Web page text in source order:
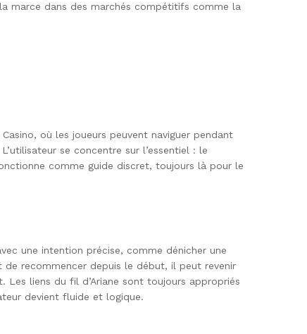
marce dans des marchés compétitifs comme la
où les joueurs peuvent naviguer pendant
se concentre sur l’essentiel : le
comme guide discret, toujours là pour le
une intention précise, comme dénicher une
recommencer depuis le début, il peut revenir
liens du fil d’Ariane sont toujours appropriés
devient fluide et logique.